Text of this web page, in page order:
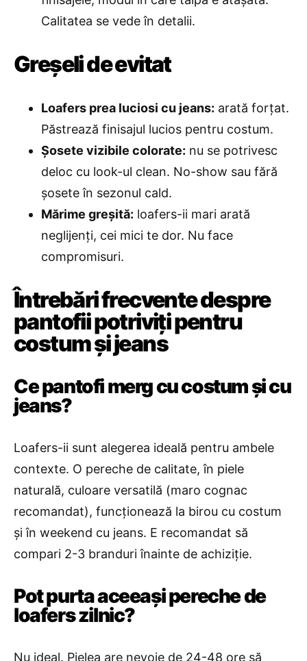
Calitatea se vede în detalii.
Greșeli de evitat
Loafers prea luciosi cu jeans: arată forțat.
Păstrează finisajul lucios pentru costum.
Șosete vizibile colorate: nu se potrivesc
deloc cu look-ul clean. No-show sau fără
șosete în sezonul cald.
Mărime greșită: loafers-ii mari arată
neglijenți, cei mici te dor. Nu face
compromisuri.
Întrebări frecvente despre
pantofii potriviți pentru
costum și jeans
Ce pantofi merg cu costum și cu
jeans?
Loafers-ii sunt alegerea ideală pentru ambele
contexte. O pereche de calitate, în piele
naturală, culoare versatilă (maro cognac
recomandat), funcționează la birou cu costum
și în weekend cu jeans. E recomandat să
compari 2-3 branduri înainte de achiziție.
Pot purta aceeași pereche de
loafers zilnic?
Nu ideal. Pielea are nevoie de 24-48 ore să